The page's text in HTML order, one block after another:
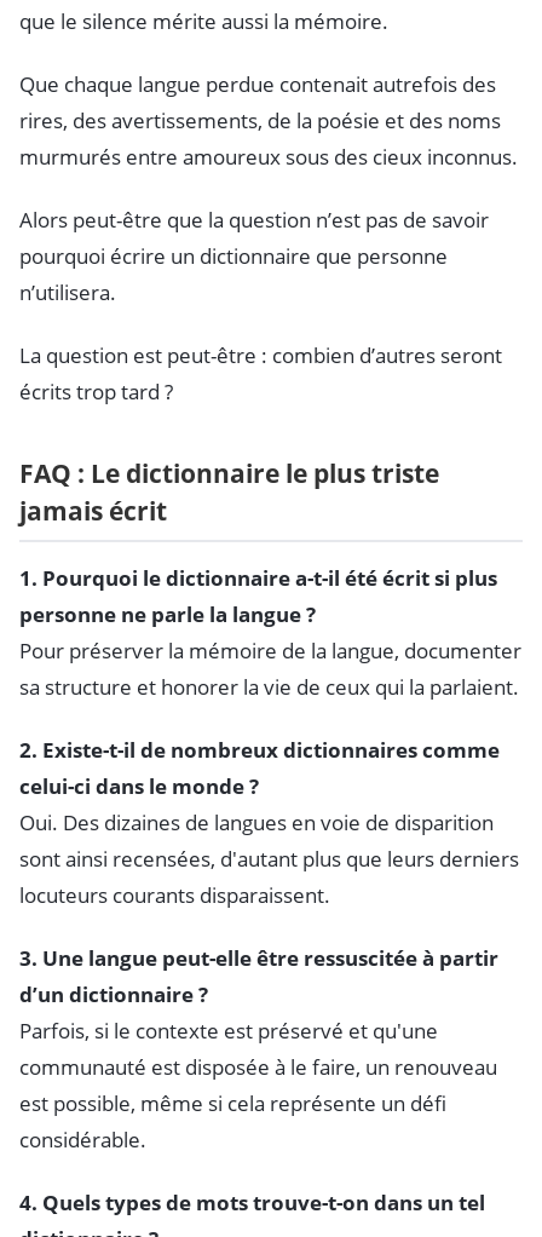
que le silence mérite aussi la mémoire.
Que chaque langue perdue contenait autrefois des
rires, des avertissements, de la poésie et des noms
murmurés entre amoureux sous des cieux inconnus.
Alors peut-être que la question n’est pas de savoir
pourquoi écrire un dictionnaire que personne
n’utilisera.
La question est peut-être : combien d’autres seront
écrits trop tard ?
FAQ : Le dictionnaire le plus triste
jamais écrit
1. Pourquoi le dictionnaire a-t-il été écrit si plus
personne ne parle la langue ?
Pour préserver la mémoire de la langue, documenter
sa structure et honorer la vie de ceux qui la parlaient.
2. Existe-t-il de nombreux dictionnaires comme
celui-ci dans le monde ?
Oui. Des dizaines de langues en voie de disparition
sont ainsi recensées, d'autant plus que leurs derniers
locuteurs courants disparaissent.
3. Une langue peut-elle être ressuscitée à partir
d’un dictionnaire ?
Parfois, si le contexte est préservé et qu'une
communauté est disposée à le faire, un renouveau
est possible, même si cela représente un défi
considérable.
4. Quels types de mots trouve-t-on dans un tel